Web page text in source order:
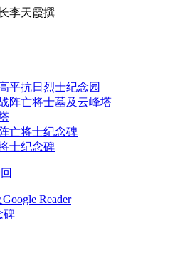
李天霞撰
平抗日烈士纪念园
阵亡将士墓及云峰塔
亡将士纪念碑
士纪念碑
Reader
碑